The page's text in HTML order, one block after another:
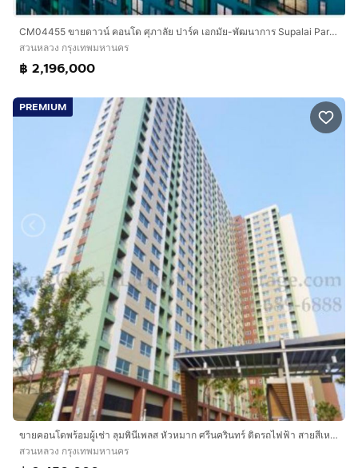
CM04455 ขายดาวน์ คอนโด ศุภาลัย ปาร์ค เอกมัย-พัฒนาการ Supalai Parc Ekkamai-Pattanakarn ถนนพัฒนาการ
สวนหลวง กรุงเทพมหานคร
฿ 2,196,000
PREMIUM
ขายคอนโดพร้อมผู้เช่า ลุมพินีเพลส หัวหมาก ศรีนครินทร์ ติดรถไฟฟ้า สายสีเหลือง
สวนหลวง กรุงเทพมหานคร